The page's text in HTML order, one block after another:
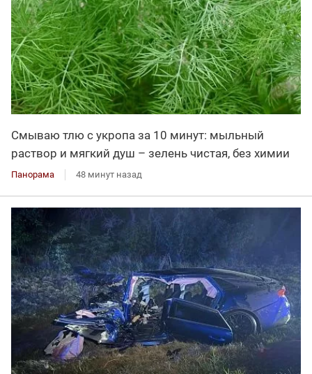
Смываю тлю с укропа за 10 минут: мыльный
раствор и мягкий душ – зелень чистая, без химии
Панорама 48 минут назад